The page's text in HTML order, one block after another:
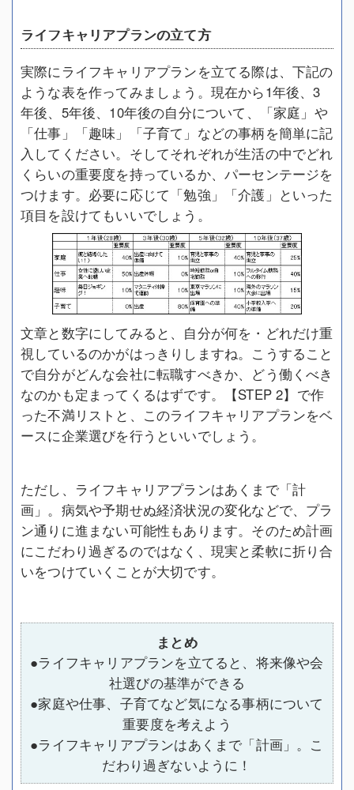
ライフキャリアプランの立て方
実際にライフキャリアプランを立てる際は、下記の
ような表を作ってみましょう。現在から1年後、3
年後、5年後、10年後の自分について、「家庭」や
「仕事」「趣味」「子育て」などの事柄を簡単に記
入してください。そしてそれぞれが生活の中でどれ
くらいの重要度を持っているか、パーセンテージを
つけます。必要に応じて「勉強」「介護」といった
項目を設けてもいいでしょう。
文章と数字にしてみると、自分が何を・どれだけ重
視しているのかがはっきりしますね。こうすること
で自分がどんな会社に転職すべきか、どう働くべき
なのかも定まってくるはずです。【STEP 2】で作
った不満リストと、このライフキャリアプランをベ
ースに企業選びを行うといいでしょう。
ただし、ライフキャリアプランはあくまで「計
画」。病気や予期せぬ経済状況の変化などで、プラ
ン通りに進まない可能性もあります。そのため計画
にこだわり過ぎるのではなく、現実と柔軟に折り合
いをつけていくことが大切です。
まとめ
●ライフキャリアプランを立てると、将来像や会
社選びの基準ができる
●家庭や仕事、子育てなど気になる事柄について
重要度を考えよう
●ライフキャリアプランはあくまで「計画」。こ
だわり過ぎないように！